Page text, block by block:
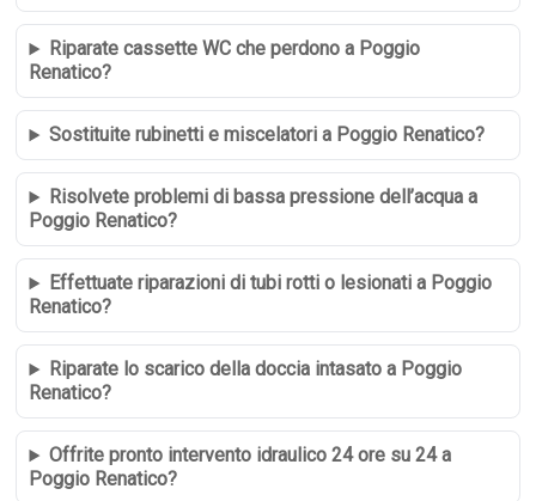
Riparate cassette WC che perdono a Poggio
Renatico?
Sostituite rubinetti e miscelatori a Poggio Renatico?
Risolvete problemi di bassa pressione dell’acqua a
Poggio Renatico?
Effettuate riparazioni di tubi rotti o lesionati a Poggio
Renatico?
Riparate lo scarico della doccia intasato a Poggio
Renatico?
Offrite pronto intervento idraulico 24 ore su 24 a
Poggio Renatico?